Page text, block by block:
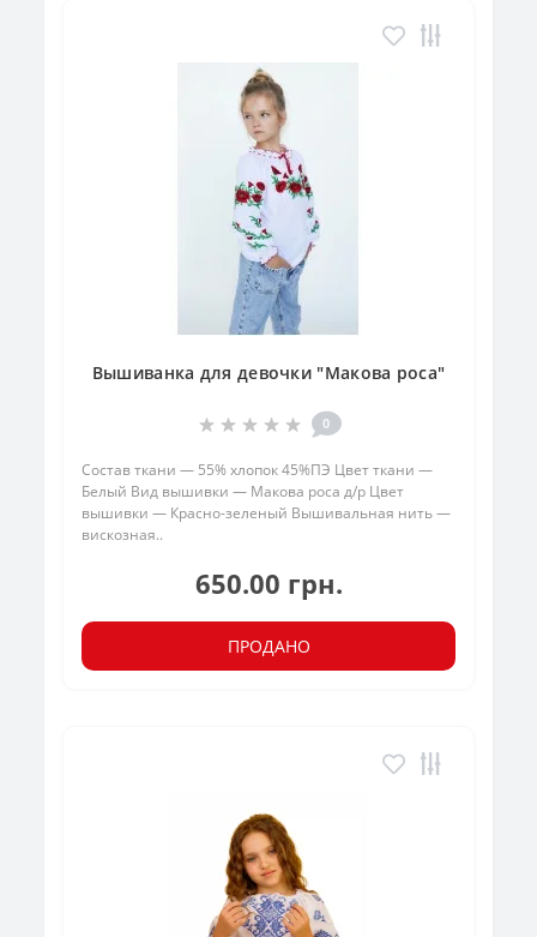
Вышиванка для девочки "Макова роса"
0
Состав ткани — 55% хлопок 45%ПЭ Цвет ткани —
Белый Вид вышивки — Макова роса д/р Цвет
вышивки — Красно-зеленый Вышивальная нить —
вискозная..
650.00 грн.
ПРОДАНО